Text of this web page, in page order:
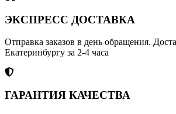
ЭКСПРЕСС ДОСТАВКА
Отправка заказов в день обращения.
Екатеринбургу за 2-4 часа
ГАРАНТИЯ КАЧЕСТВА